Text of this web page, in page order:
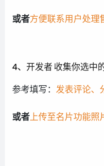
或者方便联系用户处理
4、 开发者 收集你选中
参考填写： 发表评论、
或者上传至名片功能照